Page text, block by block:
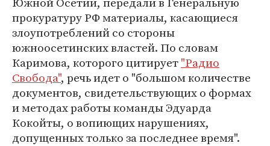
прокуратуру РФ материалы, касающиеся
злоупотреблений со стороны
южноосетинских властей. По словам
Каримова, которого цитирует"Радио
Свобода", речь идет о "большом количестве
документов, свидетельствующих о формах
и методах работы команды Эдуарда
Кокойты, о вопиющих нарушениях,
допущенных только за последнее время".